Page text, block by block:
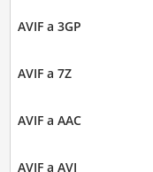
AVIF a 3GP
AVIF a 7Z
AVIF a AAC
AVIF a AVI